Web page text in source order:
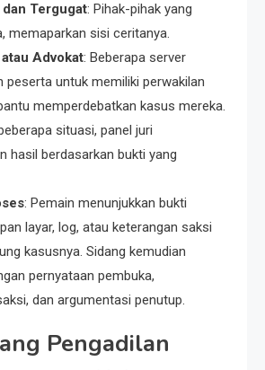
Tergugat: Pihak-pihak yang
memaparkan sisi ceritanya.
Advokat: Beberapa server
peserta untuk memiliki perwakilan
memperdebatkan kasus mereka.
situasi, panel juri
hasil berdasarkan bukti yang
: Pemain menunjukkan bukti
layar, log, atau keterangan saksi
kasusnya. Sidang kemudian
pernyataan pembuka,
dan argumentasi penutup.
Pengadilan